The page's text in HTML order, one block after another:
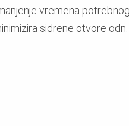
vremena potrebnog
sidrene otvore odn.